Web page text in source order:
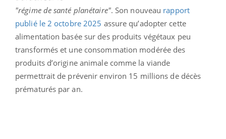
"régime de santé planétaire". Son nouveau rapport
publié le 2 octobre 2025 assure qu’adopter cette
alimentation basée sur des produits végétaux peu
transformés et une consommation modérée des
produits d’origine animale comme la viande
permettrait de prévenir environ 15 millions de décès
prématurés par an.